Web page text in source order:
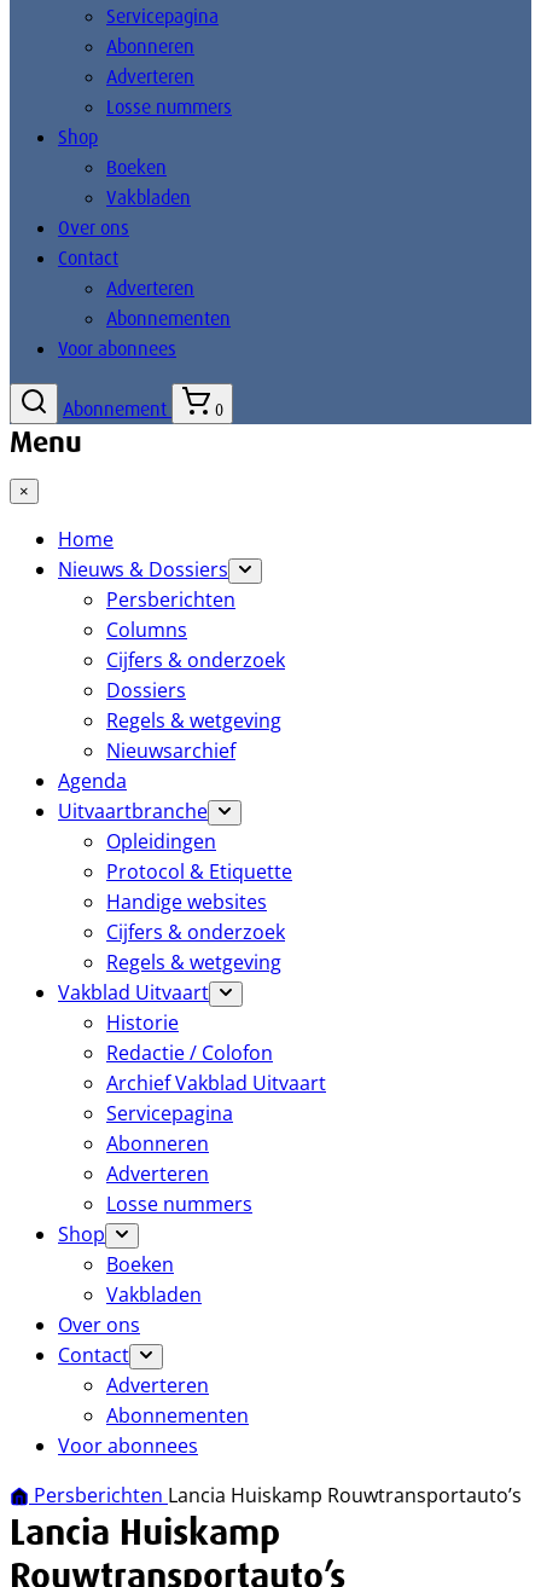
Servicepagina
Abonneren
Adverteren
Losse nummers
Shop
Boeken
Vakbladen
Over ons
Contact
Adverteren
Abonnementen
Voor abonnees
Abonnement 0
Menu
×
Home
Nieuws & Dossiers
Persberichten
Columns
Cijfers & onderzoek
Dossiers
Regels & wetgeving
Nieuwsarchief
Agenda
Uitvaartbranche
Opleidingen
Protocol & Etiquette
Handige websites
Cijfers & onderzoek
Regels & wetgeving
Vakblad Uitvaart
Historie
Redactie / Colofon
Archief Vakblad Uitvaart
Servicepagina
Abonneren
Adverteren
Losse nummers
Shop
Boeken
Vakbladen
Over ons
Contact
Adverteren
Abonnementen
Voor abonnees
Persberichten Lancia Huiskamp Rouwtransportauto’s
Lancia Huiskamp
Rouwtransportauto’s